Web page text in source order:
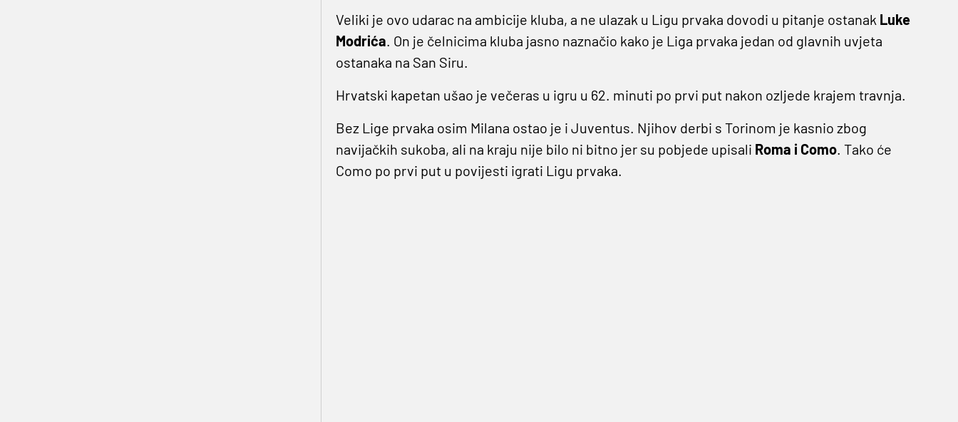
Veliki je ovo udarac na ambicije kluba, a ne ulazak u Ligu prvaka dovodi u pitanje ostanak Luke
Modrića. On je čelnicima kluba jasno naznačio kako je Liga prvaka jedan od glavnih uvjeta
ostanaka na San Siru.
Hrvatski kapetan ušao je večeras u igru u 62. minuti po prvi put nakon ozljede krajem travnja.
Bez Lige prvaka osim Milana ostao je i Juventus. Njihov derbi s Torinom je kasnio zbog
navijačkih sukoba, ali na kraju nije bilo ni bitno jer su pobjede upisali Roma i Como. Tako će
Como po prvi put u povijesti igrati Ligu prvaka.